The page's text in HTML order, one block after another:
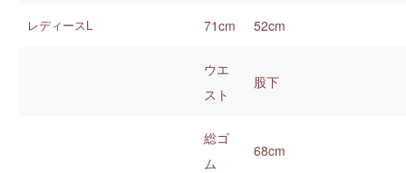
レディースL 71cm 52cm
ウエ
スト
股下
総ゴ
ム
68cm